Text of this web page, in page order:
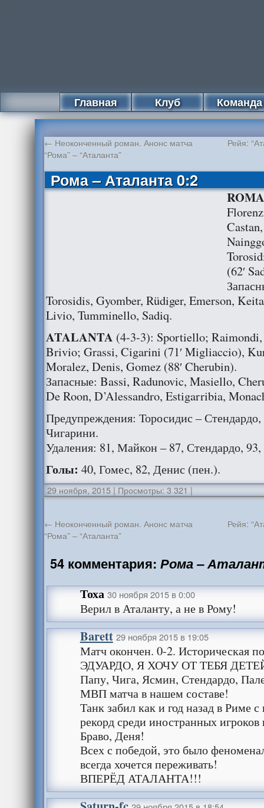
Главная Клуб Команда
← Неоконченный роман. Анонс матча
“Рома” – “Аталанта”
Рейя:
Рома – Аталанта 0:2
ROMA
(62′
Torosidis, Gyomber, Rüdiger, Emerson,
Livio, Tumminello, Sadiq.
ATALANTA (4-3-3): Sportiello; Raimondi,
Brivio; Grassi, Cigarini (71′ Migliaccio),
Moralez, Denis, Gomez (88′ Cherubin).
Запасные: Bassi, Radunovic, Masiello,
De Roon, D’Alessandro, Estigarribia,
Предупреждения: Торосидис –
Чигарини.
Удаления: 81, Майкон – 87, Стендардо, 93,
Голы: 40, Гомес, 82, Денис (пен.).
29 ноября, 2015 | Просмотры: 3 321 |
← Неоконченный роман. Анонс матча
“Рома” – “Аталанта”
Рейя:
54 комментария: Рома –
Тоха 30 ноября 2015 в 0:00
Верил в Аталанту, а не в Рому!
Barett 29 ноября 2015 в 19:05
Матч окончен. 0-2. Историческая
ЭДУАРДО, Я ХОЧУ ОТ ТЕБЯ
Папу, Чига, Ясмин, Стендардо,
МВП матча в нашем составе!
Танк забил как и год назад в Риме
рекорд среди иностранных
Браво, Деня!
Всех с победой, это было
всегда хочется переживать!
ВПЕРЁД АТАЛАНТА!!!